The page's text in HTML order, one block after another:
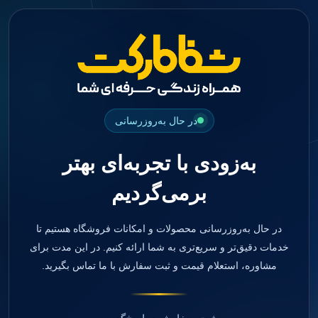
در حال به‌روزرسانی
به‌زودی با تجربه‌ای بهتر
برمی‌گردیم
در حال به‌روزرسانی محصولات و امکانات فروشگاه هستیم تا
خدمات دقیق‌تر و سریع‌تری به شما ارائه کنیم. در این مدت برای
مشاوره، استعلام قیمت و ثبت سفارش با ما تماس بگیرید.
جستجو
Impression Coping
صفحه اصلی
دندانپزشکی
مواد ترمیمی
کامپوزیت
کامپوزیت فلو
اسید اچ
باندینگ
بلیچینگ